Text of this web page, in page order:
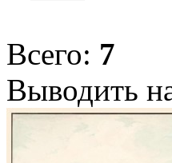
Всего: 7
Выводить